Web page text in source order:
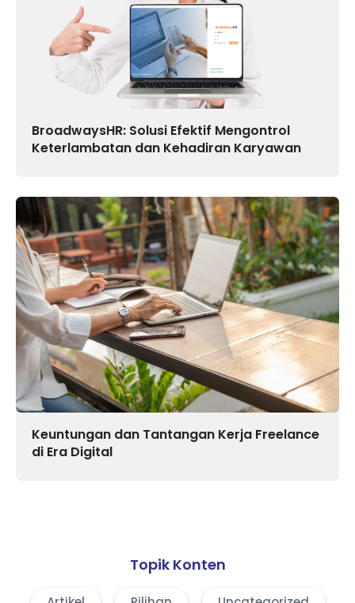
BroadwaysHR: Solusi Efektif Mengontrol
Keterlambatan dan Kehadiran Karyawan
Keuntungan dan Tantangan Kerja Freelance
di Era Digital
Topik Konten